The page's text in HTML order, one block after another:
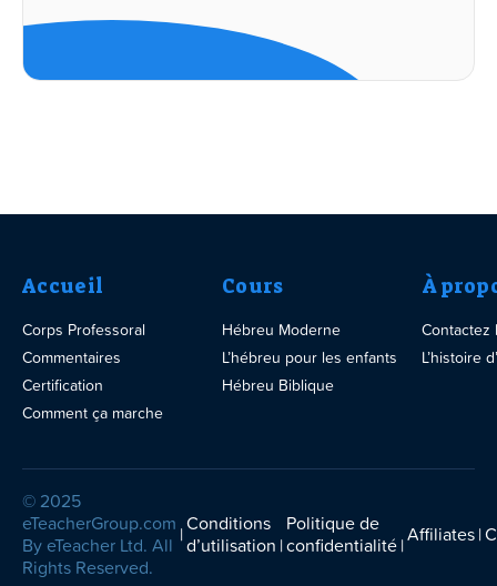
Accueil
Corps Professoral
Commentaires
Certification
Comment ça marche
Cours
Hébreu Moderne
L’hébreu pour les enfants
Hébreu Biblique
À
Contactez
L’histoire
© 2025
eTeacherGroup.com
By eTeacher Ltd. All
Rights Reserved.
Conditions
d’utilisation
Politique de
confidentialité Affiliates